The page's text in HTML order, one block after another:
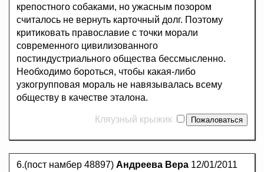
крепостного собаками, но ужасным позором
считалось не вернуть карточный долг. Поэтому
критиковать православие с точки морали
современного цивилизованного
постиндустриального общества бессмысленно.
Необходимо бороться, чтобы какая-либо
узкогрупповая мораль не навязывалась всему
обществу в качестве эталона.
Кляузный крыжик
6.(пост намбер 48897) Андреева Вера 12/01/2011